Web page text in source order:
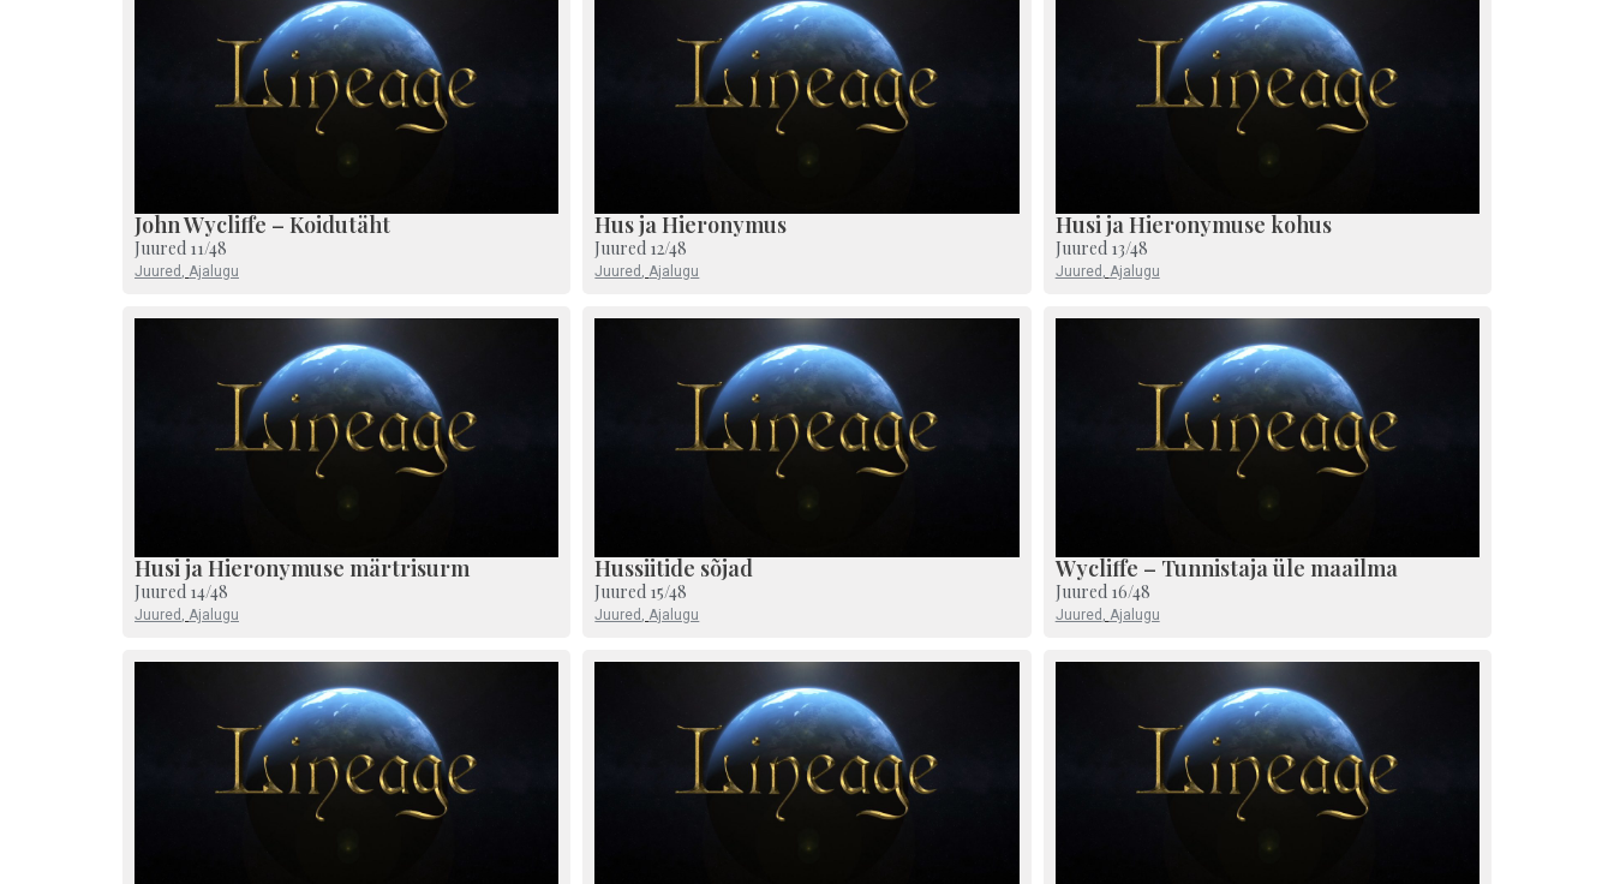
John Wycliffe – Koidutäht
Juured 11/48
Juured Ajalugu
Hus ja Hieronymus
Juured 12/48
Juured Ajalugu
Husi ja Hieronymuse kohus
Juured 13/48
Juured Ajalugu
Husi ja Hieronymuse märtrisurm
Juured 14/48
Juured Ajalugu
Hussiitide sõjad
Juured 15/48
Juured Ajalugu
Wycliffe – Tunnistaja üle maailma
Juured 16/48
Juured Ajalugu